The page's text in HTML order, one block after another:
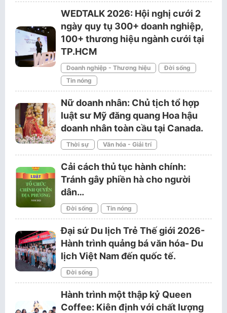
WEDTALK 2026: Hội nghị cưới 2
ngày quy tụ 300+ doanh nghiệp,
100+ thương hiệu ngành cưới tại
TP.HCM
Doanh nghiệp - Thương hiệu
Đời sống
Tin nóng
Nữ doanh nhân: Chủ tịch tổ hợp
luật sư Mỹ đăng quang Hoa hậu
doanh nhân toàn cầu tại Canada.
Thời sự Văn hóa - Giải trí
Cải cách thủ tục hành chính:
Tránh gây phiền hà cho người
dân…
Đời sống Tin nóng
Đại sứ Du lịch Trẻ Thế giới 2026-
Hành trình quảng bá văn hóa- Du
lịch Việt Nam đến quốc tế.
Đời sống
Hành trình một thập kỷ Queen
Coffee: Kiên định với chất lượng